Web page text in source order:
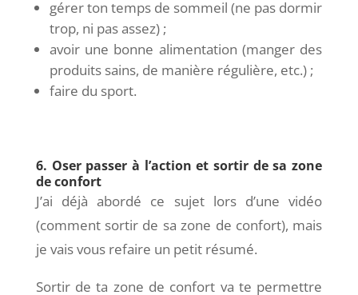
gérer ton temps de sommeil (ne pas dormir
trop, ni pas assez) ;
avoir une bonne alimentation (manger des
produits sains, de manière régulière, etc.) ;
faire du sport.
6. Oser passer à l’action et sortir de sa zone
de confort
J’ai déjà abordé ce sujet lors d’une vidéo
(comment sortir de sa zone de confort), mais
je vais vous refaire un petit résumé.
Sortir de ta zone de confort va te permettre